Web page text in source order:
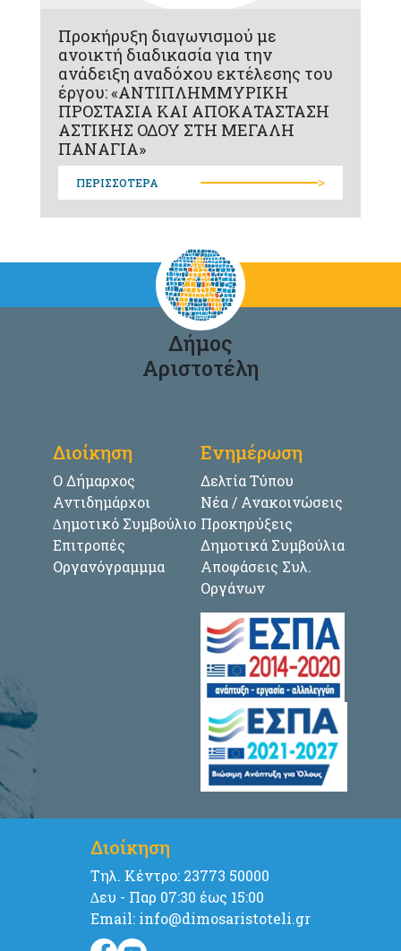
Προκήρυξη διαγωνισμού με
ανοικτή διαδικασία για την
ανάδειξη αναδόχου εκτέλεσης του
έργου: «ΑΝΤΙΠΛΗΜΜΥΡΙΚΗ
ΠΡΟΣΤΑΣΙΑ ΚΑΙ ΑΠΟΚΑΤΑΣΤΑΣΗ
ΑΣΤΙΚΗΣ ΟΔΟΥ ΣΤΗ ΜΕΓΑΛΗ
ΠΑΝΑΓΙΑ»
ΠΕΡΙΣΣΟΤΕΡΑ >
Δήμος
Αριστοτέλη
Διοίκηση
Ο Δήμαρχος
Αντιδημάρχοι
∆ημοτικό Συμβούλιο
Επιτροπές
Οργανόγραμμμα
Ενημέρωση
Δελτία Τύπου
Νέα / Ανακοινώσεις
Προκηρύξεις
Δημοτικά Συμβούλια
Αποφάσεις Συλ.
Οργάνων
Διοίκηση
Tηλ. Κέντρο: 23773 50000
∆ευ - Παρ 07:30 έως 15:00
Email: info@dimosaristoteli.gr